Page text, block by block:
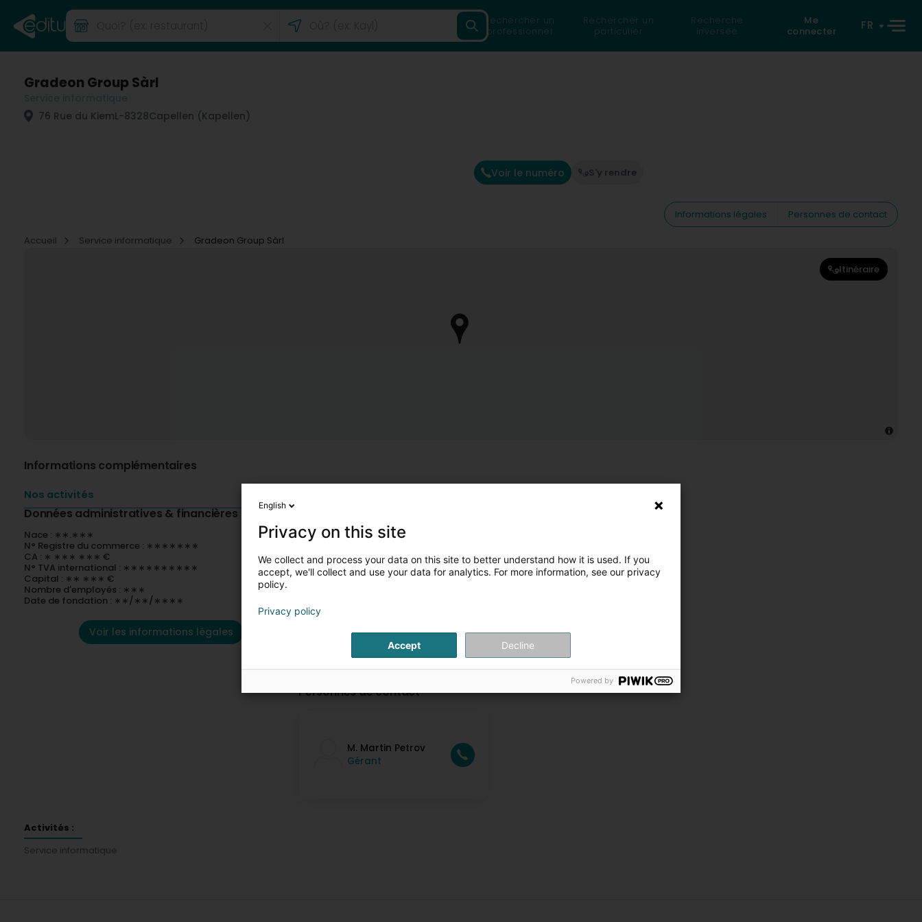
Rechercher un
professionnel
Rechercher un
particulier
Recherche
inversée
Me
connecter
FR
Gradeon Group Sàrl
76 Rue du KiemL-8328Capellen (Kapellen)
Voir le numéro S'y rendre
Informations légales
Personnes de contact
Accueil
Service informatique Gradeon Group Sàrl
Itinéraire
Informations complémentaires
Nos activités
Données administratives & financières
Nace : ∗∗.∗∗∗
N° Registre du commerce : ∗∗∗∗∗∗∗
CA : ∗ ∗∗∗ ∗∗∗ €
N° TVA international : ∗∗∗∗∗∗∗∗∗∗
Capital : ∗∗ ∗∗∗ €
Nombre d'employés : ∗∗∗
Date de fondation : ∗∗/∗∗/∗∗∗∗
Voir les informations légales
Personnes de contact
M. Martin Petrov
Gérant
Activités :
Service informatique
English
Privacy on this site
We collect and process your data on this site to better understand how it is used. If you
accept, we'll collect and use your data for analytics. For more information, see our privacy
policy.
Privacy policy
Accept Decline
Powered by